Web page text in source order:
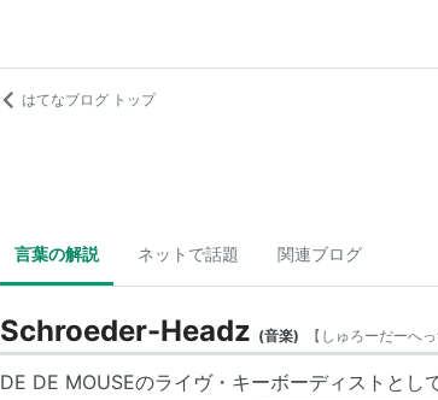
はてなブログ トップ
言葉の解説 ネットで話題 関連ブログ
Schroeder-Headz (音楽) 【 しゅろーだーへ
DE DE MOUSEのライヴ・キーボーディストとし